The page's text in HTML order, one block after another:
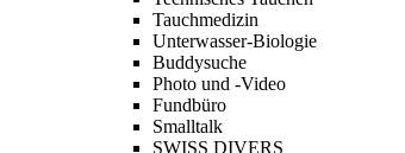
Tauchmedizin
Unterwasser-Biologie
Buddysuche
Photo und -Video
Fundbüro
Smalltalk
SWISS DIVERS